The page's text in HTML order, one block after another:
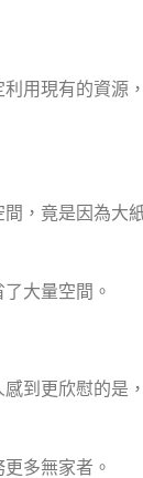
用現有的資源
間，竟是因為大
大量空間。
到更欣慰的是
多無家者。